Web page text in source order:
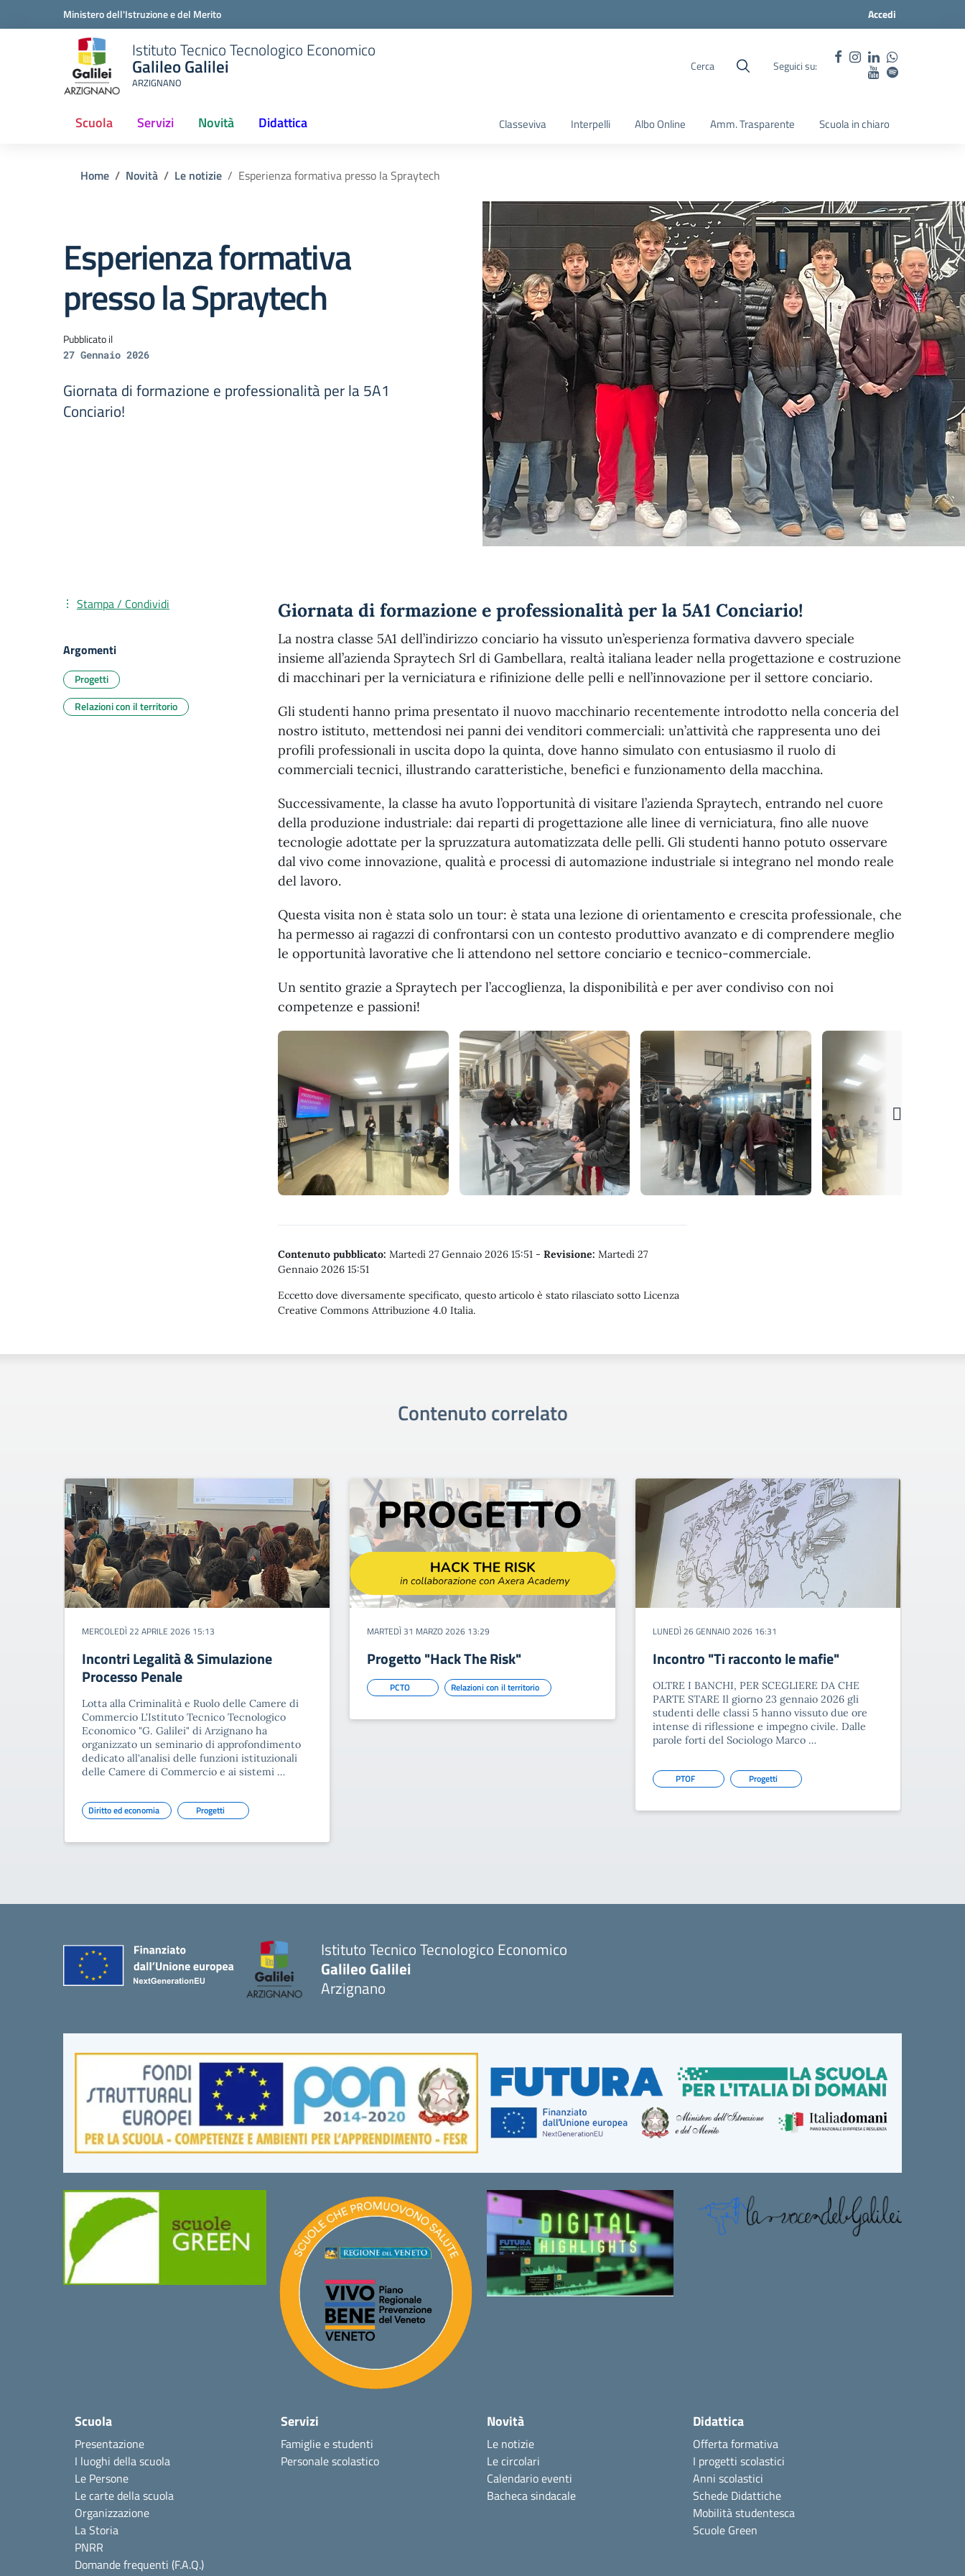
Ministero dell'Istruzione e del Merito Accedi
Istituto Tecnico Tecnologico Economico
Galileo Galilei
ARZIGNANO
Cerca Seguici su:
Scuola Servizi Novità Didattica Classeviva Interpelli Albo Online Amm. Trasparente Scuola in chiaro
Home Novità Le notizie Esperienza formativa presso la Spraytech
Esperienza formativa
presso la Spraytech
Pubblicato il
27 Gennaio 2026
Giornata di formazione e professionalità per la 5A1
Conciario!
Giornata di formazione e professionalità per la 5A1 Conciario!
La nostra classe 5A1 dell’indirizzo conciario ha vissuto un’esperienza formativa davvero speciale
insieme all’azienda Spraytech Srl di Gambellara, realtà italiana leader nella progettazione e costruzione
di macchinari per la verniciatura e rifinizione delle pelli e nell’innovazione per il settore conciario.
Gli studenti hanno prima presentato il nuovo macchinario recentemente introdotto nella conceria del
nostro istituto, mettendosi nei panni dei venditori commerciali: un’attività che rappresenta uno dei
profili professionali in uscita dopo la quinta, dove hanno simulato con entusiasmo il ruolo di
commerciali tecnici, illustrando caratteristiche, benefici e funzionamento della macchina.
Successivamente, la classe ha avuto l’opportunità di visitare l’azienda Spraytech, entrando nel cuore
della produzione industriale: dai reparti di progettazione alle linee di verniciatura, fino alle nuove
tecnologie adottate per la spruzzatura automatizzata delle pelli. Gli studenti hanno potuto osservare
dal vivo come innovazione, qualità e processi di automazione industriale si integrano nel mondo reale
del lavoro.
Questa visita non è stata solo un tour: è stata una lezione di orientamento e crescita professionale, che
ha permesso ai ragazzi di confrontarsi con un contesto produttivo avanzato e di comprendere meglio
le opportunità lavorative che li attendono nel settore conciario e tecnico-commerciale.
Un sentito grazie a Spraytech per l’accoglienza, la disponibilità e per aver condiviso con noi
competenze e passioni!
Contenuto pubblicato: Martedì 27 Gennaio 2026 15:51 - Revisione: Martedì 27
Gennaio 2026 15:51
Eccetto dove diversamente specificato, questo articolo è stato rilasciato sotto Licenza
Creative Commons Attribuzione 4.0 Italia.
Stampa / Condividi
Argomenti
Progetti
Relazioni con il territorio
Contenuto correlato
MERCOLEDÌ 22 APRILE 2026 15:13
Incontri Legalità & Simulazione
Processo Penale
Lotta alla Criminalità e Ruolo delle Camere di
Commercio L'Istituto Tecnico Tecnologico
Economico "G. Galilei" di Arzignano ha
organizzato un seminario di approfondimento
dedicato all'analisi delle funzioni istituzionali
delle Camere di Commercio e ai sistemi …
Diritto ed economia Progetti
MARTEDÌ 31 MARZO 2026 13:29
Progetto "Hack The Risk"
PCTO Relazioni con il territorio
LUNEDÌ 26 GENNAIO 2026 16:31
Incontro "Ti racconto le mafie"
OLTRE I BANCHI, PER SCEGLIERE DA CHE
PARTE STARE Il giorno 23 gennaio 2026 gli
studenti delle classi 5 hanno vissuto due ore
intense di riflessione e impegno civile. Dalle
parole forti del Sociologo Marco …
PTOF Progetti
Istituto Tecnico Tecnologico Economico
Galileo Galilei
Arzignano
Scuola
Presentazione
I luoghi della scuola
Le Persone
Le carte della scuola
Organizzazione
La Storia
PNRR
Domande frequenti (F.A.Q.)
Servizi
Famiglie e studenti
Personale scolastico
Novità
Le notizie
Le circolari
Calendario eventi
Bacheca sindacale
Didattica
Offerta formativa
I progetti scolastici
Anni scolastici
Schede Didattiche
Mobilità studentesca
Scuole Green